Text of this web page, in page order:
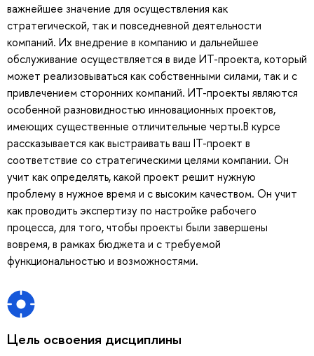
важнейшее значение для осуществления как
стратегической, так и повседневной деятельности
компаний. Их внедрение в компанию и дальнейшее
обслуживание осуществляется в виде ИТ-проекта, который
может реализовываться как собственными силами, так и с
привлечением сторонних компаний. ИТ-проекты являются
особенной разновидностью инновационных проектов,
имеющих существенные отличительные черты.В курсе
рассказывается как выстраивать ваш IT-проект в
соответствие со стратегическими целями компании. Он
учит как определять, какой проект решит нужную
проблему в нужное время и с высоким качеством. Он учит
как проводить экспертизу по настройке рабочего
процесса, для того, чтобы проекты были завершены
вовремя, в рамках бюджета и с требуемой
функциональностью и возможностями.
Цель освоения дисциплины